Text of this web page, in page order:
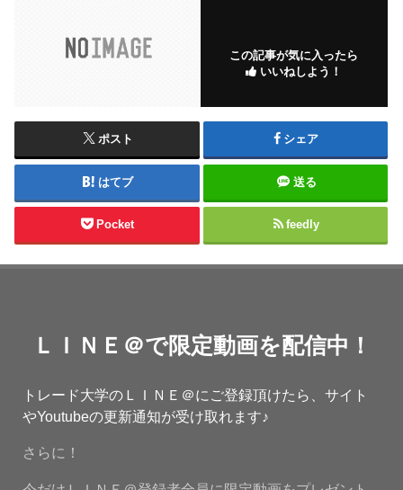
この記事が気に入ったら
いいねしよう！
ポスト シェア
はてブ 送る
Pocket feedly
ＬＩＮＥ＠で限定動画を配信中！
トレード大学のＬＩＮＥ＠にご登録頂けたら、サイト
やYoutubeの更新通知が受け取れます♪
さらに！